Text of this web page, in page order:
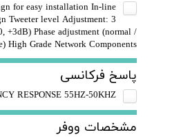
for easy installation In-line
Tweeter level Adjustment: 3
+3dB) Phase adjustment (normal /
High Grade Network Components
پاسخ فرکانسی
RESPONSE 55HZ-50KHZ
مشخصات ووفر